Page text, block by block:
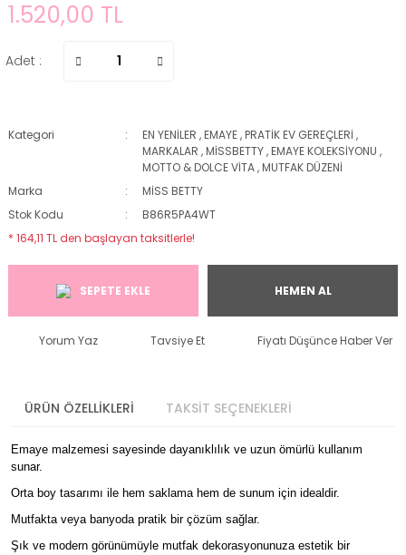
1.520,00 TL
Adet :
Kategori EN YENİLER ,EMAYE,PRATİK EV GEREÇLERİ ,
MARKALAR ,MİSSBETTY,EMAYE KOLEKSİYONU ,
MOTTO & DOLCE VİTA,MUTFAK DÜZENİ
Marka
MİSS BETTY
Stok Kodu
B86R5PA4WT
* 164,11 TL den başlayan taksitlerle!
SEPETE EKLE HEMEN AL
Yorum Yaz Tavsiye Et Fiyatı Düşünce Haber Ver
ÜRÜN ÖZELLİKLERİ TAKSİT SEÇENEKLERİ
Emaye malzemesi sayesinde dayanıklılık ve uzun ömürlü kullanım
sunar.
Orta boy tasarımı ile hem saklama hem de sunum için idealdir.
Mutfakta veya banyoda pratik bir çözüm sağlar.
Şık ve modern görünümüyle mutfak dekorasyonunuza estetik bir